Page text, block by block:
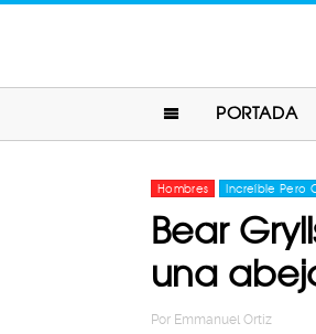
PORTADA
Hombres Increíble Pero
Bear
una
Por Emmanuel Ortiz